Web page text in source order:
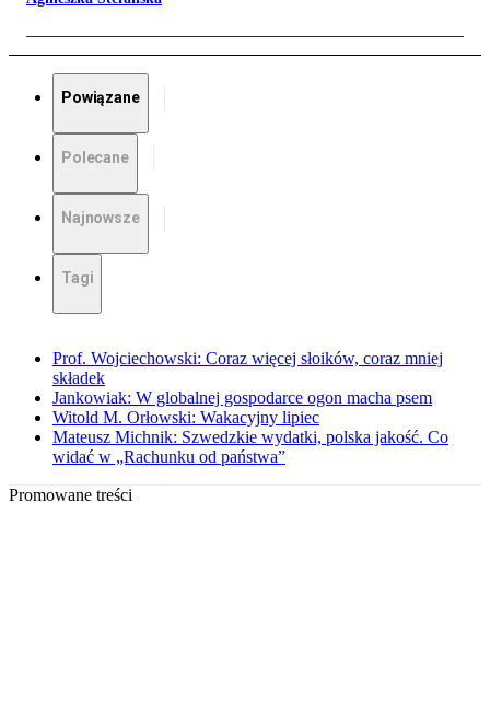
Powiązane
Polecane
Najnowsze
Tagi
Prof. Wojciechowski: Coraz więcej słoików, coraz mniej
składek
Jankowiak: W globalnej gospodarce ogon macha psem
Witold M. Orłowski: Wakacyjny lipiec
Mateusz Michnik: Szwedzkie wydatki, polska jakość. Co
widać w „Rachunku od państwa”
Promowane treści